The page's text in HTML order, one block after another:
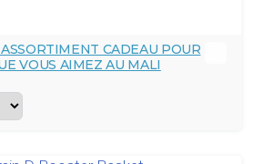
CADEAU POUR
VOUS AIMEZ AU MALI